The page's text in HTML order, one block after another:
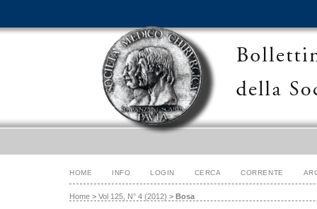
HOME INFO LOGIN CERCA CORRENTE
Home > Vol 125, N° 4 (2012) > Bosa